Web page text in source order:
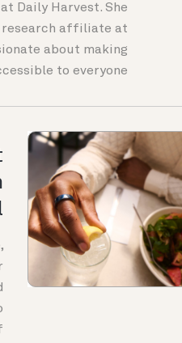
Daily Harvest. She
research affiliate at
about making
to everyone.